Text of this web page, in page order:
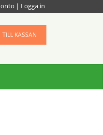
| Logga in
TILL KASSAN